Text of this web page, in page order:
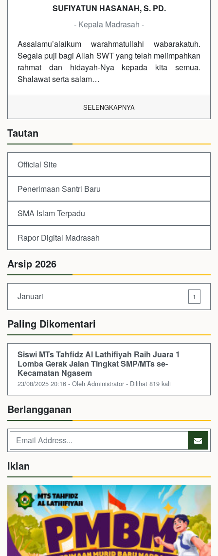
SUFIYATUN HASANAH, S. PD.
- Kepala Madrasah -
Assalamu’alaikum warahmatullahi wabarakatuh.
Segala puji bagi Allah SWT yang telah melimpahkan
rahmat dan hidayah-Nya kepada kita semua.
Shalawat serta salam…
SELENGKAPNYA
Tautan
Official Site
Penerimaan Santri Baru
SMA Islam Terpadu
Rapor Digital Madrasah
Arsip 2026
Januari 1
Paling Dikomentari
Siswi MTs Tahfidz Al Lathifiyah Raih Juara 1
Lomba Gerak Jalan Tingkat SMP/MTs se-
Kecamatan Ngasem
23/08/2025 20:16 - Oleh Administrator - Dilihat 819 kali
Berlangganan
Iklan